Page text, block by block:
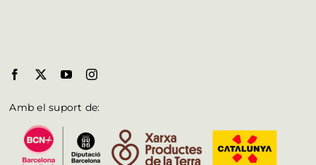
Amb el suport de: